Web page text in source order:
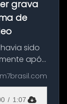
grava
de
sido
após
em
/ 1:07